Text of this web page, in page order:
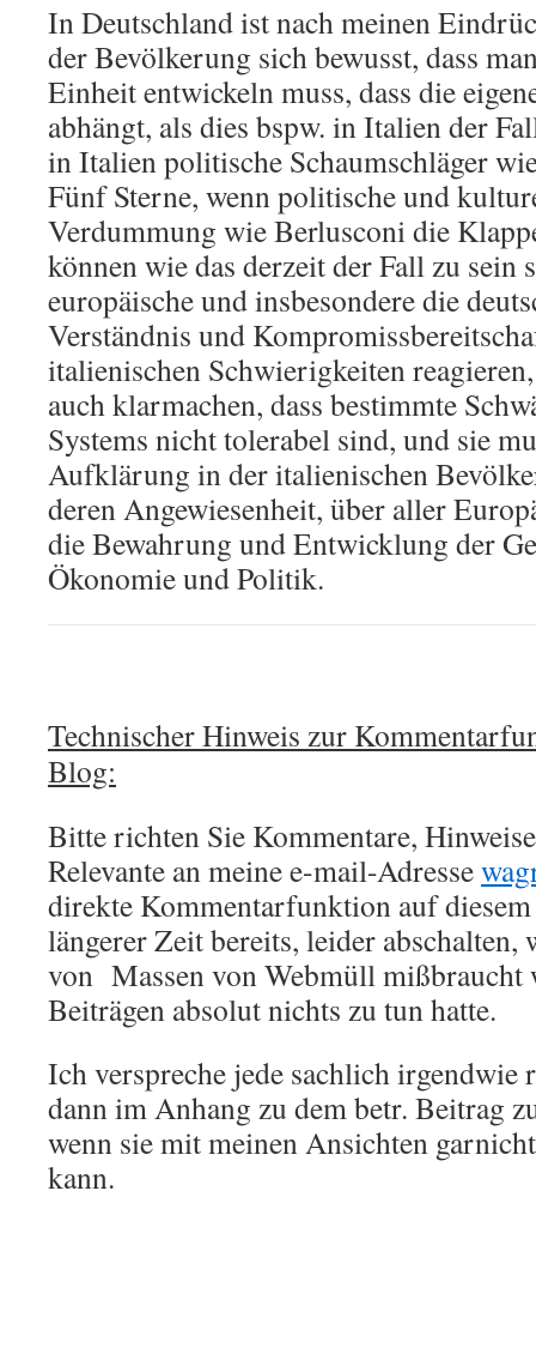
In Deutschland ist nach meinen
der Bevölkerung sich bewusst, dass
Einheit entwickeln muss, dass die
abhängt, als dies bspw. in Italien der
in Italien politische Schaumschläger
Fünf Sterne, wenn politische und
Verdummung wie Berlusconi die
können wie das derzeit der Fall zu sein
europäische und insbesondere die
Verständnis und
italienischen Schwierigkeiten
auch klarmachen, dass bestimmte
Systems nicht tolerabel sind, und sie
Aufklärung in der italienischen
deren Angewiesenheit, über aller
die Bewahrung und Entwicklung der
Ökonomie und Politik.
Technischer Hinweis zur
Blog:
Bitte richten Sie Kommentare,
Relevante an meine e-mail-Adresse
direkte Kommentarfunktion auf
längerer Zeit bereits, leider
von Massen von Webmüll mißbraucht
Beiträgen absolut nichts zu tun hatte.
Ich verspreche jede sachlich irgendwie
dann im Anhang zu dem betr. Beitrag
wenn sie mit meinen Ansichten
kann.